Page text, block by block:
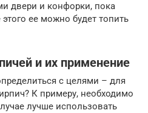
двери и конфорки, пока
ее можно будет топить
и их применение
с целями – для
К примеру, необходимо
лучше использовать